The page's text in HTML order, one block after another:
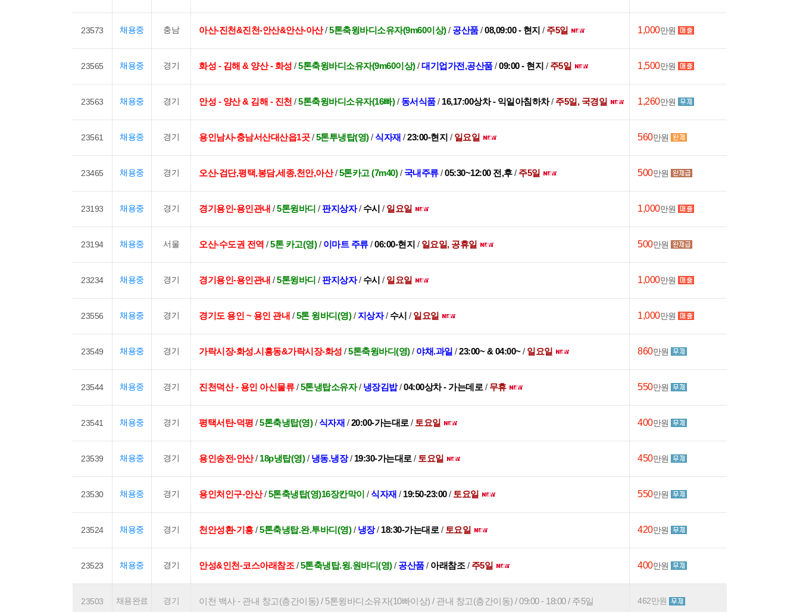
23573 채용중 충남 아산-진천&진천-안산&안산-아산/5톤축윙바디소유자(9m60이상)/ 공산품/08,09:00 - 현지 / 주5일 1,000만원
23565 채용중 경기 화성 - 김해 & 양산 - 화성 /5톤축윙바디소유자(9m60이상)/대기업가전,공산품/09:00 - 현지 / 주5일 1,500만원
23563 채용중 경기 안성 - 양산 & 김해 - 진천 /5톤축윙바디소유자(16빠)/ 동서식품/ 16,17:00상차 - 익일아침하차/ 주5일, 국경일 1,260만원
23561 채용중 경기 용인남사-충남서산대산읍1곳/5톤투냉탑(영)/식자재 /23:00-현지 / 일요일 560만원
23465 채용중 경기 오산-검단,평택,봉담,세종,천안,아산/5톤카고 (7m40)/ 국내주류/05:30~12:00 전,후/ 주5일 500만원
23193 채용중 경기 경기용인-용인관내 /5톤윙바디 / 판지상자/ 수시 / 일요일 1,000만원
23194 채용중 서울 오산-수도권 전역 /5톤 카고(영)/ 이마트 주류/06:00-현지 / 일요일, 공휴일 500만원
23234 채용중 경기 경기용인-용인관내 /5톤윙바디 / 판지상자/ 수시 / 일요일 1,000만원
23556 채용중 경기 경기도 용인 ~ 용인 관내 /5톤 윙바디(영)/지상자/ 수시 / 일요일 1,000만원
23549 채용중 경기 가락시장-화성.시흥동&가락시장-화성 /5톤축윙바디(영)/ 야채.과일 /23:00~ & 04:00~/ 일요일 860만원
23544 채용중 경기 진천덕산 - 용인 아신물류/5톤냉탑소유자/ 냉장김밥/04:00상차 - 가는데로 / 무휴 550만원
23541 채용중 경기 평택서탄-덕평 /5톤축냉탑(영)/식자재 /20:00-가는대로 / 토요일 400만원
23539 채용중 경기 용인송전-안산/ 18p냉탑(영)/ 냉동.냉장/ 19:30-가는대로 / 토요일 450만원
23530 채용중 경기 용인처인구-안산/5톤축냉탑(영)16장칸막이 /식자재 / 19:50-23:00/ 토요일 550만원
23524 채용중 경기 천안성환-기흥/5톤축냉탑.완.투바디(영)/ 냉장/ 18:30-가는대로 / 토요일 420만원
23523 채용중 경기 안성&인천-코스아래참조/5톤축냉탑.윙.원바디(영)/ 공산품/ 아래참조/ 주5일 400만원
23503 채용완료 경기 이천 백사 - 관내 창고(층간이동) / 5톤윙바디소유자(10빠이상) / 관내 창고(층간이동) / 09:00 - 18:00 / 주5일 462만원